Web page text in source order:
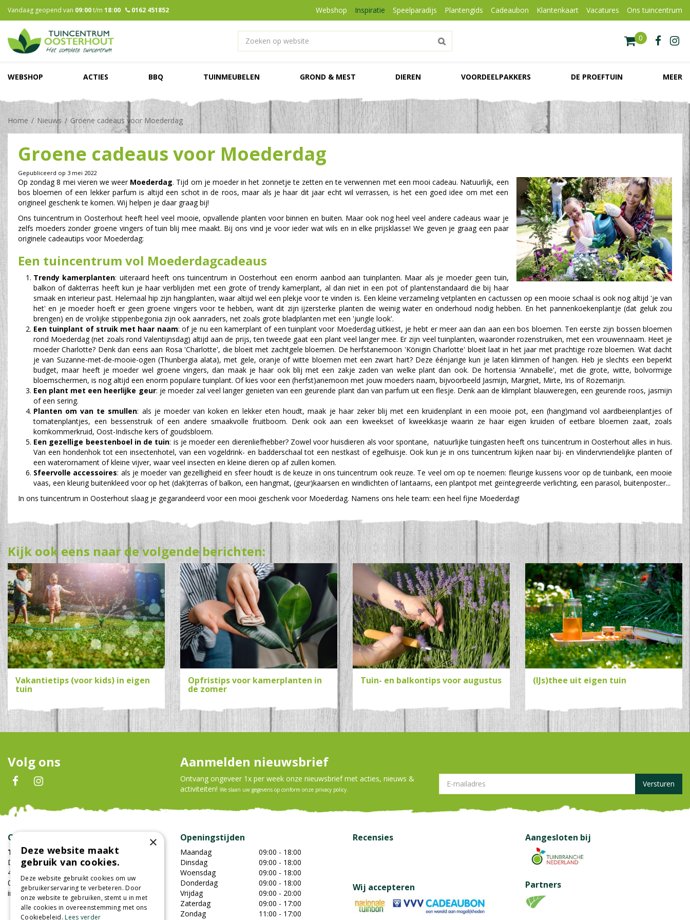
naar
Home Nieuws Groene cadeaus voor Moederdag
Vandaag geopend van 09:00t/m 18:00 0162 451852 Webshop Inspiratie Speelparadijs Plantengids Cadeaubon Klantenkaart Vacatures Ons tuincentrum
WEBSHOP ACTIES BBQ TUINMEUBELEN GROND & MEST DIEREN VOORDEELPAKKERS DE PROEFTUIN MEER
Groene cadeaus voor Moederdag
Gepubliceerd op 3 mei 2022
Op zondag 8 mei vieren we weer Moederdag. Tijd om je moeder in het zonnetje te zetten en te verwennen met een mooi cadeau. Natuurlijk, een
bos bloemen of een lekker parfum is altijd een schot in de roos, maar als je haar dit jaar echt wil verrassen, is het een goed idee om met een
origineel geschenk te komen. Wij helpen je daar graag bij!
Ons tuincentrum in Oosterhout heeft heel veel mooie, opvallende planten voor binnen en buiten. Maar ook nog heel veel andere cadeaus waar je
zelfs moeders zonder groene vingers of tuin blij mee maakt. Bij ons vind je voor ieder wat wils en in elke prijsklasse! We geven je graag een paar
originele cadeautips voor Moederdag:
Een tuincentrum vol Moederdagcadeaus
Trendy kamerplanten: uiteraard heeft ons tuincentrum in Oosterhout een enorm aanbod aan tuinplanten. Maar als je moeder geen tuin,
balkon of dakterras heeft kun je haar verblijden met een grote of trendy kamerplant, al dan niet in een pot of plantenstandaard die bij haar
smaak en interieur past. Helemaal hip zijn hangplanten, waar altijd wel een plekje voor te vinden is. Een kleine verzameling vetplanten en cactussen op een mooie schaal is ook nog altijd 'je van
het' en je moeder hoeft er geen groene vingers voor te hebben, want dit zijn ijzersterke planten die weinig water en onderhoud nodig hebben. En het pannenkoekenplantje (dat geluk zou
brengen) en de vrolijke stippenbegonia zijn ook aanraders, net zoals grote bladplanten met een 'jungle look'.
Een tuinplant of struik met haar naam: of je nu een kamerplant of een tuinplant voor Moederdag uitkiest, je hebt er meer aan dan aan een bos bloemen. Ten eerste zijn bossen bloemen
rond Moederdag (net zoals rond Valentijnsdag) altijd aan de prijs, ten tweede gaat een plant veel langer mee. Er zijn veel tuinplanten, waaronder rozenstruiken, met een vrouwennaam. Heet je
moeder Charlotte? Denk dan eens aan Rosa 'Charlotte', die bloeit met zachtgele bloemen. De herfstanemoon 'Königin Charlotte' bloeit laat in het jaar met prachtige roze bloemen. Wat dacht
je van Suzanne-met-de-mooie-ogen (Thunbergia alata), met gele, oranje of witte bloemen met een zwart hart? Deze éénjarige kun je laten klimmen of hangen. Heb je slechts een beperkt
budget, maar heeft je moeder wel groene vingers, dan maak je haar ook blij met een zakje zaden van welke plant dan ook. De hortensia 'Annabelle', met die grote, witte, bolvormige
bloemschermen, is nog altijd een enorm populaire tuinplant. Of kies voor een (herfst)anemoon met jouw moeders naam, bijvoorbeeld Jasmijn, Margriet, Mirte, Iris of Rozemarijn.
Een plant met een heerlijke geur: je moeder zal veel langer genieten van een geurende plant dan van parfum uit een flesje. Denk aan de klimplant blauweregen, een geurende roos, jasmijn
of een sering.
Planten om van te smullen: als je moeder van koken en lekker eten houdt, maak je haar zeker blij met een kruidenplant in een mooie pot, een (hang)mand vol aardbeienplantjes of
tomatenplantjes, een bessenstruik of een andere smaakvolle fruitboom. Denk ook aan een kweekset of kweekkasje waarin ze haar eigen kruiden of eetbare bloemen zaait, zoals
komkommerkruid, Oost-Indische kers of goudsbloem.
Een gezellige beestenboel in de tuin: is je moeder een dierenliefhebber? Zowel voor huisdieren als voor spontane, natuurlijke tuingasten heeft ons tuincentrum in Oosterhout alles in huis.
Van een hondenhok tot een insectenhotel, van een vogeldrink- en badderschaal tot een nestkast of egelhuisje. Ook kun je in ons tuincentrum kijken naar bij- en vlindervriendelijke planten of
een waterornament of kleine vijver, waar veel insecten en kleine dieren op af zullen komen.
Sfeervolle accessoires: als je moeder van gezelligheid en sfeer houdt is de keuze in ons tuincentrum ook reuze. Te veel om op te noemen: fleurige kussens voor op de tuinbank, een mooie
vaas, een kleurig buitenkleed voor op het (dak)terras of balkon, een hangmat, (geur)kaarsen en windlichten of lantaarns, een plantpot met geïntegreerde verlichting, een parasol, buitenposter...
In ons tuincentrum in Oosterhout slaag je gegarandeerd voor een mooi geschenk voor Moederdag. Namens ons hele team: een heel fijne Moederdag!
Kijk ook eens naar de volgende berichten:
Vakantietips (voor kids) in eigen
tuin
Opfristips voor kamerplanten in
de zomer
Tuin- en balkontips voor augustus (IJs)thee uit eigen tuin
Aanmelden nieuwsbrief
Ontvang ongeveer 1x per week onze nieuwsbrief met acties, nieuws &
activiteiten! We slaan uw gegevens op conform onze privacy policy.
Volg ons
Contact
Tuincentrum Oosterhout
Damweg 7
4905BS Oosterhout
0162-451852
info@tuincentrumoosterhout.nl
Openingstijden
Maandag
09:00 - 18:00
Dinsdag
09:00 - 18:00
Woensdag
09:00 - 18:00
Donderdag
09:00 - 18:00
Vrijdag
09:00 - 20:00
Zaterdag
09:00 - 17:00
Zondag
11:00 - 17:00
Recensies Aangesloten bij
Partners
Wij accepteren
×
Deze website maakt
gebruik van cookies.
Deze website gebruikt cookies om uw
gebruikerservaring te verbeteren. Door
onze website te gebruiken, stemt u in met
alle cookies in overeenstemming met ons
Cookiebeleid.Lees verder